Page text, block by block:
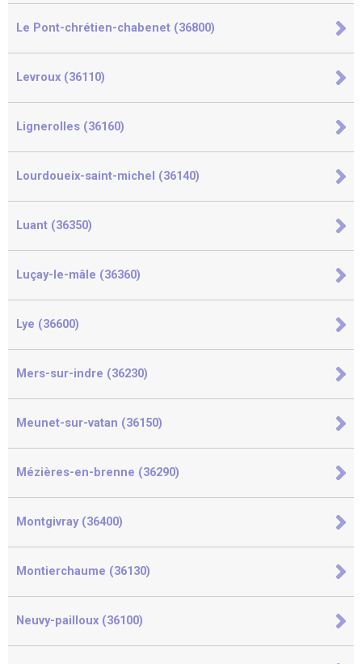
Le Pont-chrétien-chabenet (36800)
Levroux (36110)
Lignerolles (36160)
Lourdoueix-saint-michel (36140)
Luant (36350)
Luçay-le-mâle (36360)
Lye (36600)
Mers-sur-indre (36230)
Meunet-sur-vatan (36150)
Mézières-en-brenne (36290)
Montgivray (36400)
Montierchaume (36130)
Neuvy-pailloux (36100)